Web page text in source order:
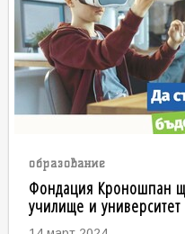
образование
Фондация Кроношпан
училище и университет